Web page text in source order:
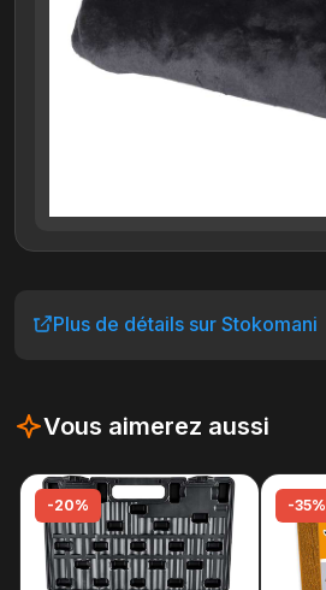
Plus de détails sur Stokomani
Vous aimerez aussi
-20% -35%